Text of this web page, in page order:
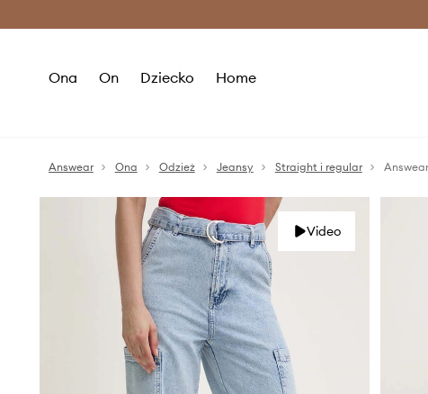
Ona On Dziecko Home
Answear Ona Odzież Jeansy Straight i regular
Video